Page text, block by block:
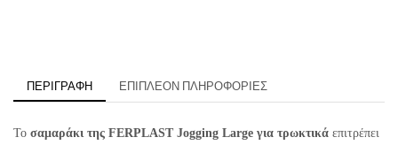
ΠΕΡΙΓΡΑΦΉ ΕΠΙΠΛΈΟΝ ΠΛΗΡΟΦΟΡΊΕΣ
Το σαμαράκι της FERPLAST Jogging Large για τρωκτικά επιτρέπει